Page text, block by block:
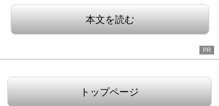
本文を読む
PR
トップページ